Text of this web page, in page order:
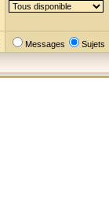
Messages Sujets